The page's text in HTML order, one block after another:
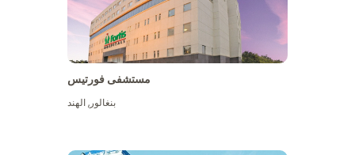
مستشفى فورتيس
بنغالور,الهند